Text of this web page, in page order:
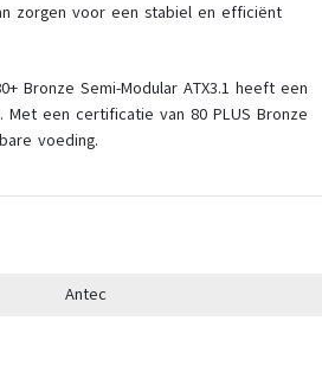
zorgen voor een stabiel en efficiënt
Bronze Semi-Modular ATX3.1 heeft een
Met een certificatie van 80 PLUS Bronze
voeding.
Antec